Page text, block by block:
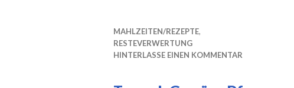
MAHLZEITEN/REZEPTE,
RESTEVERWERTUNG
HINTERLASSE EINEN KOMMENTAR